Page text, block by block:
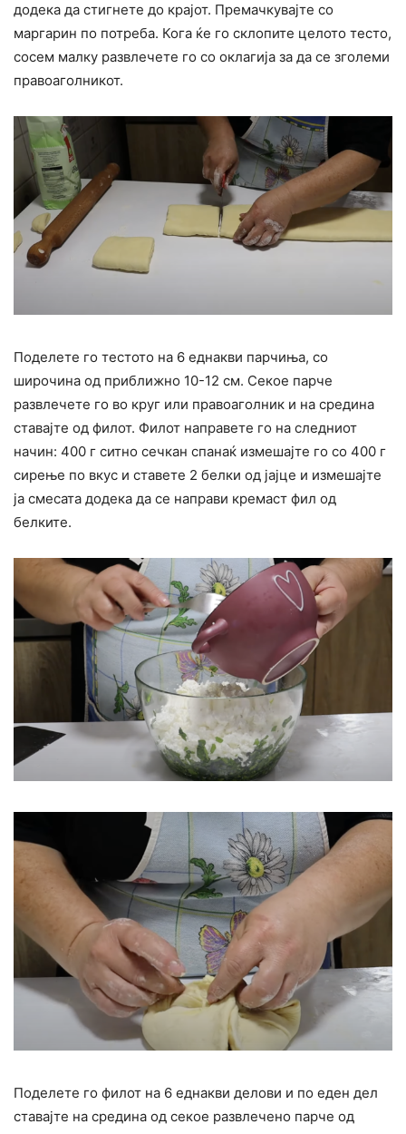
додека да стигнете до крајот. Премачкувајте со
маргарин по потреба. Кога ќе го склопите целото тесто,
сосем малку развлечете го со оклагија за да се зголеми
правоаголникот.
Поделете го тестото на 6 еднакви парчиња, со
широчина од приближно 10-12 см. Секое парче
развлечете го во круг или правоаголник и на средина
ставајте од филот. Филот направете го на следниот
начин: 400 г ситно сечкан спанаќ измешајте го со 400 г
сирење по вкус и ставете 2 белки од јајце и измешајте
ја смесата додека да се направи кремаст фил од
белките.
Поделете го филот на 6 еднакви делови и по еден дел
ставајте на средина од секое развлечено парче од